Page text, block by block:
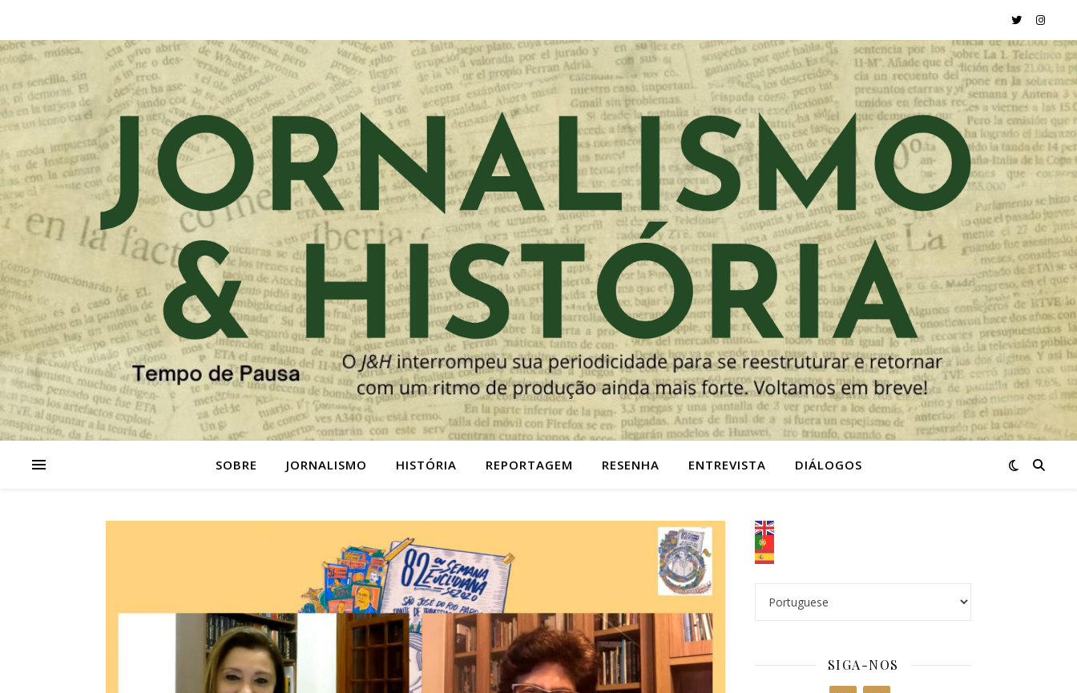
SOBRE JORNALISMO HISTÓRIA REPORTAGEM RESENHA ENTREVISTA DIÁLOGOS
SIGA-NOS